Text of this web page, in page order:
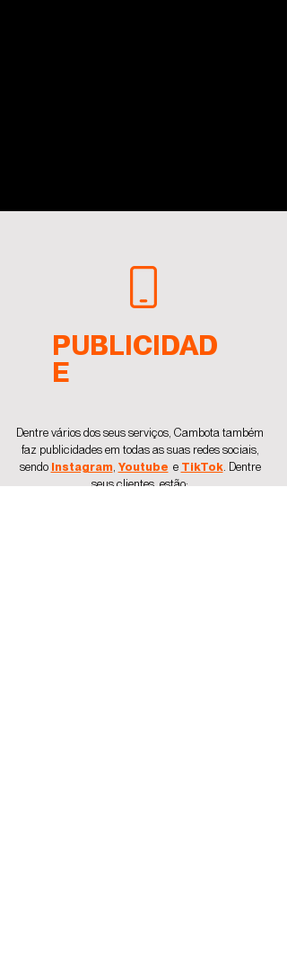
PUBLICIDAD
E
Dentre vários dos seus serviços, Cambota também
faz publicidades em todas as suas redes sociais,
sendo Instagram, Youtube e TikTok. Dentre
seus clientes, estão: